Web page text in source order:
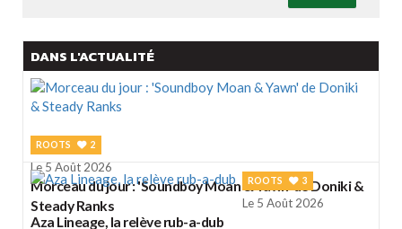
DANS L'ACTUALITÉ
ROOTS 2
Le 5 Août 2026
Morceau du jour : 'Soundboy Moan & Yawn' de Doniki &
Steady Ranks
ROOTS 3
Le 5 Août 2026
Aza Lineage, la relève rub-a-dub